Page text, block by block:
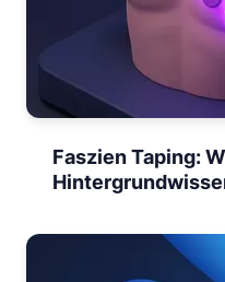
Faszien Taping: